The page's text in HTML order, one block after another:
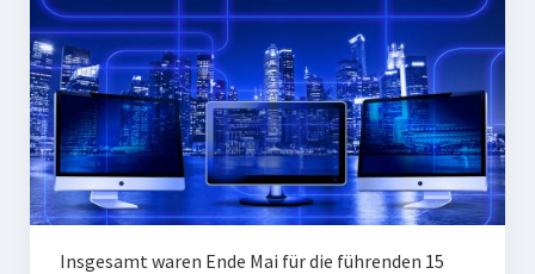
Insgesamt waren Ende Mai für die führenden 15